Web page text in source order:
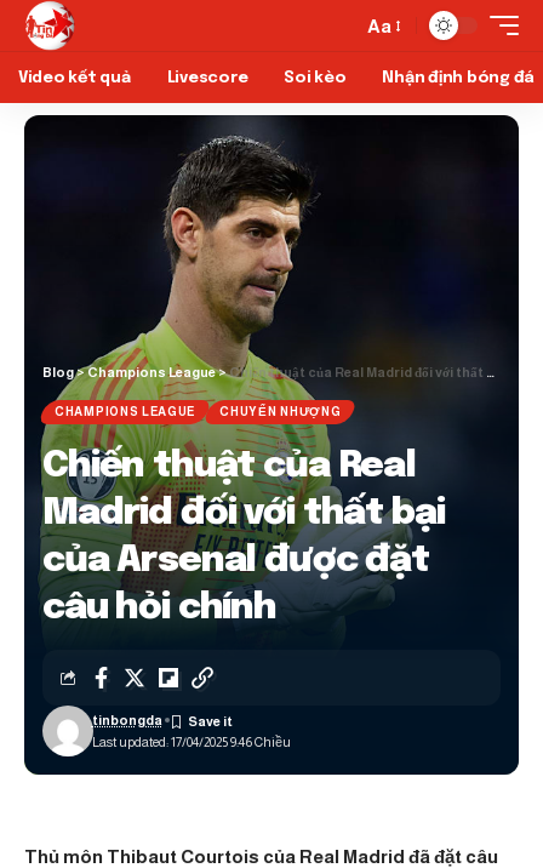
Aa
Video kết quả Livescore Soi kèo Nhận định bóng đá
Blog>Champions League>Chiến thuật của Real Madrid đối với thất bại của Arsenal được đặt câu hỏi chính
CHAMPIONS LEAGUE CHUYỂN NHƯỢNG
Chiến thuật của Real
Madrid đối với thất bại
của Arsenal được đặt
câu hỏi chính
Last updated: 17/04/2025 9:46 Chiều
tinbongda
Thủ môn Thibaut Courtois của Real Madrid đã đặt câu